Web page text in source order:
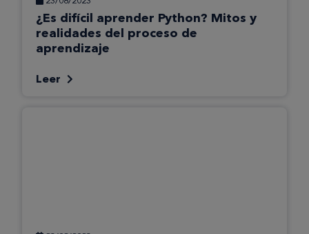
¿Es difícil aprender Python? Mitos y
realidades del proceso de
aprendizaje
Leer